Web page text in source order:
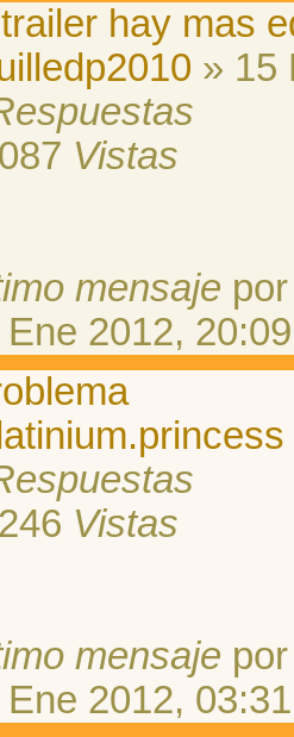
hay mas
» 15
Vistas
mensaje
Ene 2012, 20:09
Vistas
mensaje
Ene 2012, 03:31